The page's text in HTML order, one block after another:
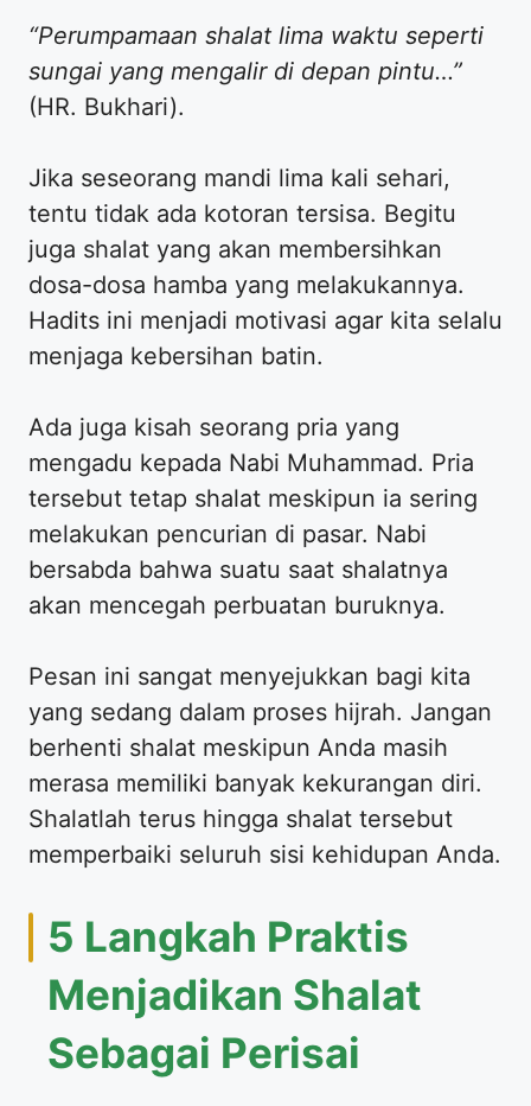
“Perumpamaan shalat lima waktu seperti
sungai yang mengalir di depan pintu…”
(HR. Bukhari).
Jika seseorang mandi lima kali sehari,
tentu tidak ada kotoran tersisa. Begitu
juga shalat yang akan membersihkan
dosa-dosa hamba yang melakukannya.
Hadits ini menjadi motivasi agar kita selalu
menjaga kebersihan batin.
Ada juga kisah seorang pria yang
mengadu kepada Nabi Muhammad. Pria
tersebut tetap shalat meskipun ia sering
melakukan pencurian di pasar. Nabi
bersabda bahwa suatu saat shalatnya
akan mencegah perbuatan buruknya.
Pesan ini sangat menyejukkan bagi kita
yang sedang dalam proses hijrah. Jangan
berhenti shalat meskipun Anda masih
merasa memiliki banyak kekurangan diri.
Shalatlah terus hingga shalat tersebut
memperbaiki seluruh sisi kehidupan Anda.
5 Langkah Praktis
Menjadikan Shalat
Sebagai Perisai